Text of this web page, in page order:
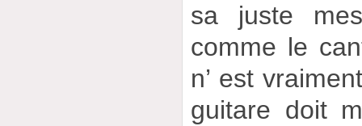
sa juste
comme le
n’ est
guitare doit